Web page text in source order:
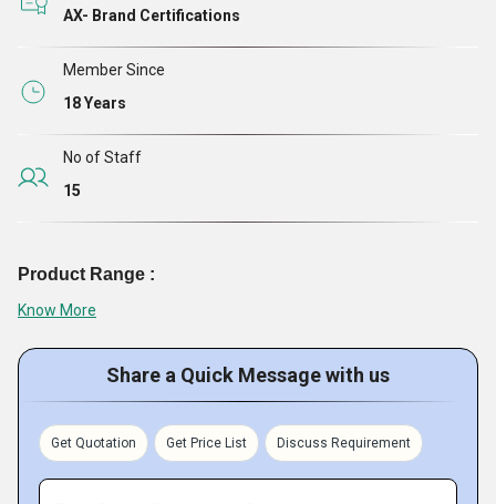
AX- Brand Certifications
Member Since
18 Years
No of Staff
15
Product Range :
Know More
Share a Quick Message with us
Get Quotation Get Price List Discuss Requirement